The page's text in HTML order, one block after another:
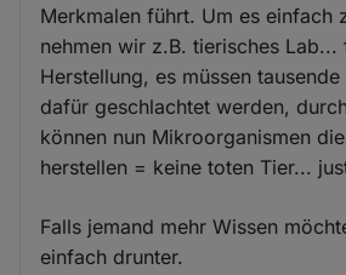
Merkmalen führt. Um es einfach
nehmen wir z.B. tierisches Lab...
Herstellung, es müssen
dafür geschlachtet werden,
können nun Mikroorganismen
herstellen = keine toten Tier...
Falls jemand mehr Wissen
einfach drunter.